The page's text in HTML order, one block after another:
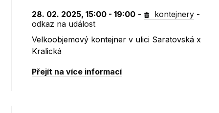
28. 02. 2025, 15:00 - 19:00 - kontejnery -
odkaz na událost
Velkoobjemový kontejner v ulici Saratovská x
Kralická
Přejít na více informací